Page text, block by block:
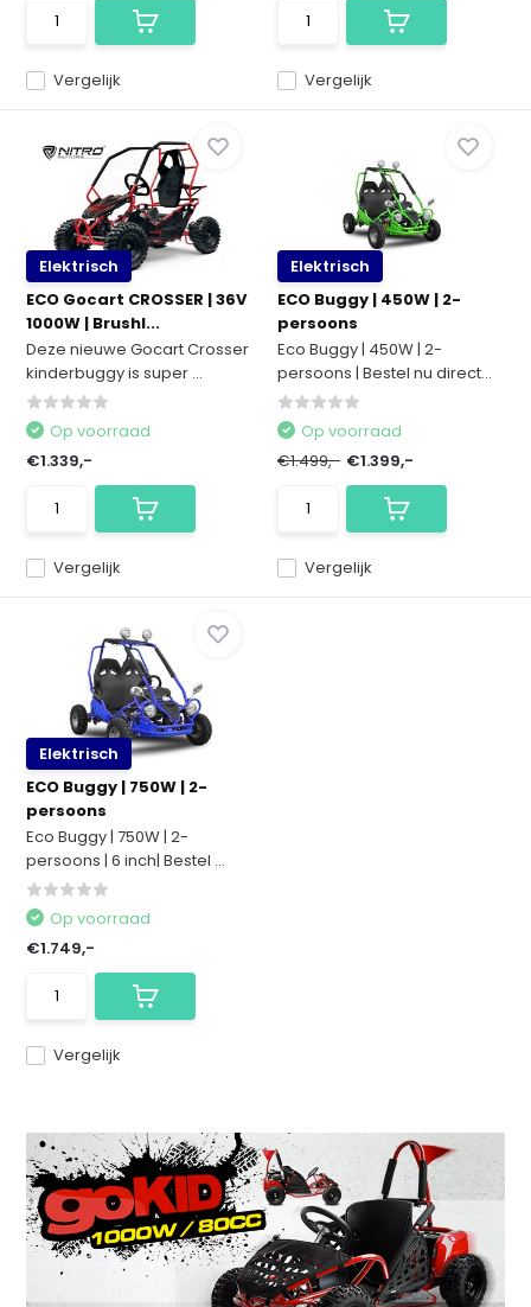
Vergelijk Vergelijk
Elektrisch
ECO Gocart CROSSER | 36V
1000W | Brushl...
Deze nieuwe Gocart Crosser
kinderbuggy is super ...
Vergelijk
Op voorraad
€1.339,-
Elektrisch
ECO Buggy | 450W | 2-
persoons
Eco Buggy | 450W | 2-
persoons | Bestel nu direct...
Vergelijk
Op voorraad
€1.499,- €1.399,-
Elektrisch
ECO Buggy | 750W | 2-
persoons
Eco Buggy | 750W | 2-
persoons | 6 inch| Bestel ...
Vergelijk
Op voorraad
€1.749,-